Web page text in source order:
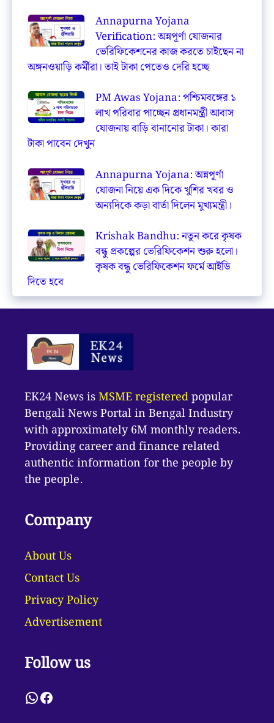
Annapurna Yojana
Verification: অন্নপূর্ণা যোজনার
ভেরিফিকেশনের কাজ করতে চাইছেন না
অঙ্গনওয়াড়ি কর্মীরা। তাই টাকা পেতেও দেরি হচ্ছে
PM Awas Yojana: পশ্চিমবঙ্গের ১
লাখ পরিবার পাচ্ছেন প্রধানমন্ত্রী আবাস
যোজনায় বাড়ি বানানোর টাকা। কারা
টাকা পাবেন দেখুন
Annapurna Yojana: অন্নপূর্ণা
যোজনা নিয়ে এক দিকে খুশির খবর ও
অন্যদিকে কড়া বার্তা দিলেন মুখ্যমন্ত্রী।
Krishak Bandhu: নতুন করে কৃষক
বন্ধু প্রকল্পের ভেরিফিকেশন শুরু হলো।
কৃষক বন্ধু ভেরিফিকেশন ফর্মে আইডি
দিতে হবে
EK24 News isMSME registeredpopular
Bengali News Portal in Bengal Industry
with approximately 6M monthly readers.
Providing career and finance related
authentic information for the people by
the people.
Company
About Us
Contact Us
Privacy Policy
Advertisement
Follow us
WhatsApp
Facebook